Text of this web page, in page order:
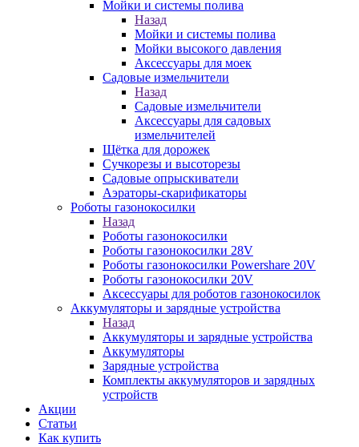
Мойки и системы полива
Назад
Мойки и системы полива
Мойки высокого давления
Аксессуары для моек
Садовые измельчители
Назад
Садовые измельчители
Аксессуары для садовых
измельчителей
Щётка для дорожек
Сучкорезы и высоторезы
Садовые опрыскиватели
Аэраторы-скарификаторы
Роботы газонокосилки
Назад
Роботы газонокосилки
Роботы газонокосилки 28V
Роботы газонокосилки Powershare 20V
Роботы газонокосилки 20V
Аксессуары для роботов газонокосилок
Аккумуляторы и зарядные устройства
Назад
Аккумуляторы и зарядные устройства
Аккумуляторы
Зарядные устройства
Комплекты аккумуляторов и зарядных
устройств
Акции
Статьи
Как купить